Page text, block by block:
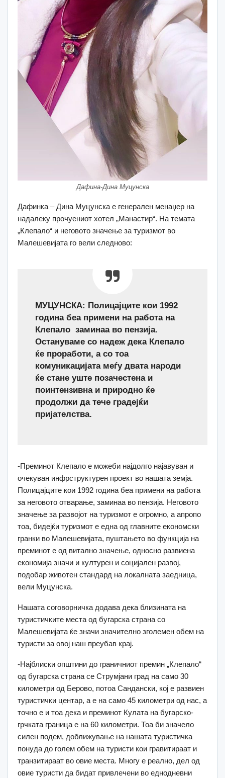
Дафина-Дина Муцунска
Дафинка – Дина Муцунска е генерален менаџер на
надалеку прочуениот хотел „Манастир“. На темата
„Клепало“ и неговото значење за туризмот во
Малешевијата го вели следново:
МУЦУНСКА: Полицајците кои 1992
година беа примени на работа на
Клепало заминаа во пензија.
Остануваме со надеж дека Клепало
ќе проработи, а со тоа
комуникацијата меѓу двата народи
ќе стане уште позачестена и
поинтензивна и природно ќе
продолжи да тече градејќи
пријателства.
-Преминот Клепало е можеби најдолго најавуван и
очекуван инфрструктурен проект во нашата земја.
Полицајците кои 1992 година беа примени на работа
за неговото отварање, заминаа во пензија. Неговото
значење за развојот на туризмот е огромно, а апропо
тоа, бидејќи туризмот е една од главните економски
гранки во Малешевијата, пуштањето во функција на
преминот е од витално значење, односно развиена
економија значи и културен и социјален развој,
подобар животен стандард на локалната заедница,
вели Муцунска.
Нашата соговорничка додава дека близината на
туристичките места од бугарска страна со
Малешевијата ќе значи значително зголемен обем на
туристи за овој наш преубав крај.
-Најблиски општини до граничниот премин „Клепало“
од бугарска страна се Струмјани град на само 30
километри од Берово, потоа Сандански, кој е развиен
туристички центар, а е на само 45 километри од нас, а
точно е и тоа дека и преминот Кулата на бугарско-
грчката граница е на 60 километри. Тоа би значело
силен подем, доближување на нашата туристичка
понуда до голем обем на туристи кои гравитираат и
транзитираат во овие места. Многу е реално, дел од
овие туристи да бидат привлечени во еднодневни